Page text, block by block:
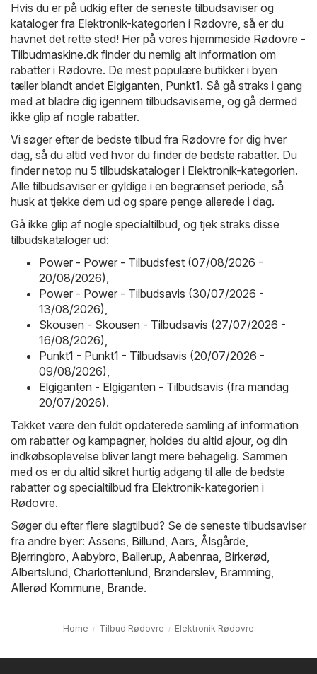
Hvis du er på udkig efter de seneste tilbudsaviser og
kataloger fra Elektronik-kategorien i Rødovre, så er du
havnet det rette sted! Her på vores hjemmeside Rødovre -
Tilbudmaskine.dk finder du nemlig alt information om
rabatter i Rødovre. De mest populære butikker i byen
tæller blandt andet Elgiganten, Punkt1. Så gå straks i gang
med at bladre dig igennem tilbudsaviserne, og gå dermed
ikke glip af nogle rabatter.
Vi søger efter de bedste tilbud fra Rødovre for dig hver
dag, så du altid ved hvor du finder de bedste rabatter. Du
finder netop nu 5 tilbudskataloger i Elektronik-kategorien.
Alle tilbudsaviser er gyldige i en begrænset periode, så
husk at tjekke dem ud og spare penge allerede i dag.
Gå ikke glip af nogle specialtilbud, og tjek straks disse
tilbudskataloger ud:
Power - Power - Tilbudsfest (07/08/2026 -
20/08/2026),
Power - Power - Tilbudsavis (30/07/2026 -
13/08/2026),
Skousen - Skousen - Tilbudsavis (27/07/2026 -
16/08/2026),
Punkt1 - Punkt1 - Tilbudsavis (20/07/2026 -
09/08/2026),
Elgiganten - Elgiganten - Tilbudsavis (fra mandag
20/07/2026).
Takket være den fuldt opdaterede samling af information
om rabatter og kampagner, holdes du altid ajour, og din
indkøbsoplevelse bliver langt mere behagelig. Sammen
med os er du altid sikret hurtig adgang til alle de bedste
rabatter og specialtilbud fra Elektronik-kategorien i
Rødovre.
Søger du efter flere slagtilbud? Se de seneste tilbudsaviser
fra andre byer: Assens, Billund, Aars, Ålsgårde,
Bjerringbro, Aabybro, Ballerup, Aabenraa, Birkerød,
Albertslund, Charlottenlund, Brønderslev, Bramming,
Allerød Kommune, Brande.
Home Tilbud Rødovre Elektronik Rødovre